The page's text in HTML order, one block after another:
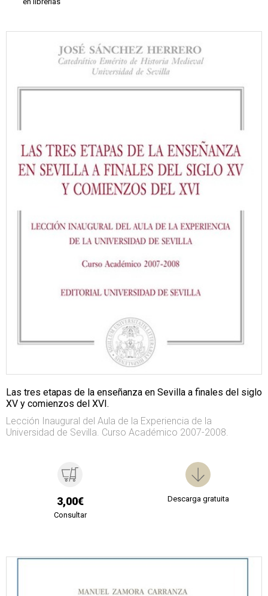
Las tres etapas de la enseñanza en Sevilla a finales del siglo
XV y comienzos del XVI.
Lección Inaugural del Aula de la Experiencia de la
Universidad de Sevilla. Curso Académico 2007-2008.
3,00€
Consultar
Descarga gratuita